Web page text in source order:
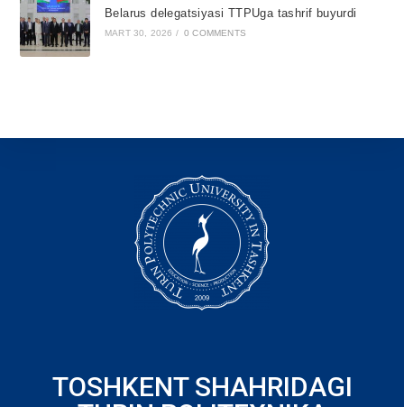
Belarus delegatsiyasi TTPUga tashrif buyurdi
MART 30, 2026 / 0 COMMENTS
TOSHKENT SHAHRIDAGI